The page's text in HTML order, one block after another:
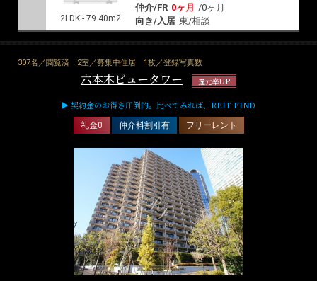
2LDK - 79.40m2
仲介/FR 0ヶ月 /0ヶ月
向き/入居 東/相談
307名／閲覧済 2室／募集中住居 1枚／登録写真数
六本木ビュータワー 還元率UP
▶ 契約金のお得さ圧倒的。比べてみれば、REIT FIND
礼金0 仲介料割引有 フリーレント